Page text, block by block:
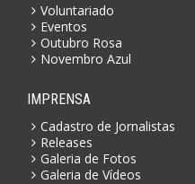
Voluntariado
Eventos
Outubro Rosa
Novembro Azul
IMPRENSA
Cadastro de Jornalistas
Releases
Galeria de Fotos
Galeria de Vídeos